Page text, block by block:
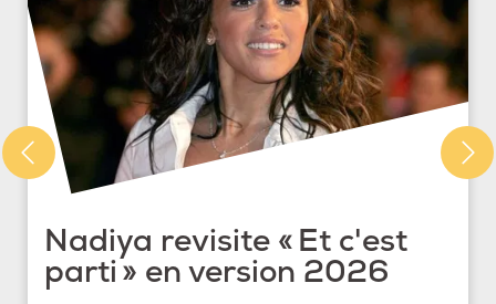
Nadiya revisite « Et c'est
parti » en version 2026